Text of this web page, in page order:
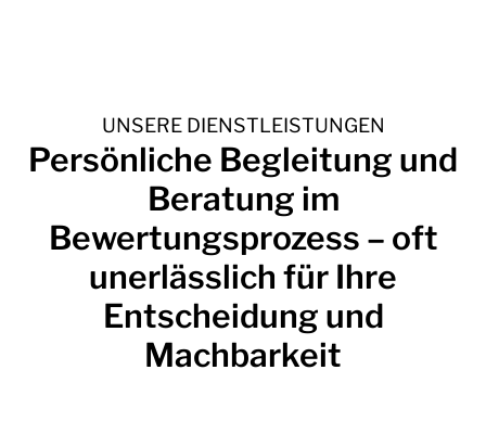
UNSERE DIENSTLEISTUNGEN
Persönliche Begleitung und
Beratung im
Bewertungsprozess – oft
unerlässlich für Ihre
Entscheidung und
Machbarkeit